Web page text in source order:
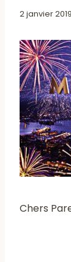
2 janvier 2019
Chers